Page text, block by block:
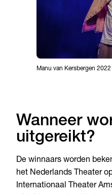
Manu van Kersbergen 2022
Wanneer
uitgereikt?
De winnaars worden
het Nederlands Theater
Internationaal Theater